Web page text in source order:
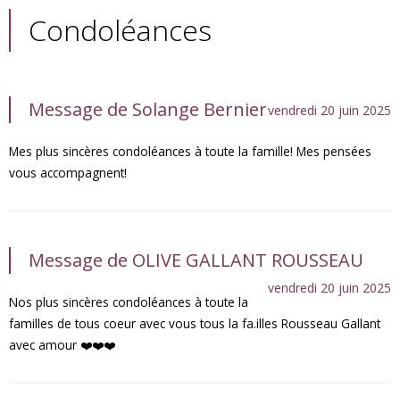
Condoléances
Message de Solange Berniervendredi 20 juin 2025
Mes plus sincères condoléances à toute la famille! Mes pensées
vous accompagnent!
Message de OLIVE GALLANT ROUSSEAU
vendredi 20 juin 2025
Nos plus sincères condoléances à toute la
familles de tous coeur avec vous tous la fa.illes Rousseau Gallant
avec amour ❤️❤️❤️